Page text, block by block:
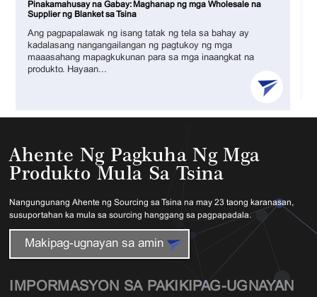
Pinakamahusay na Gabay: Maghanap ng mga Wholesale na
Supplier ng Blanket sa Tsina
Ang pagpapalawak ng isang tatak ng tela sa bahay ay
kadalasang nangangailangan ng pagtukoy ng mga
maaasahang mapagkukunan para sa mga inaangkat na
produkto. Hayaan...
Ahente Ng Pagkuha Ng Mga
Produkto Mula Sa Tsina
Nangungunang Ahente ng Sourcing sa Tsina na may 23 taong karanasan,
susuportahan ka mula sa sourcing hanggang sa pagpapadala.
Makipag-ugnayan sa amin
IMPORMASYON SA PAKIKIPAG-UGNAYAN